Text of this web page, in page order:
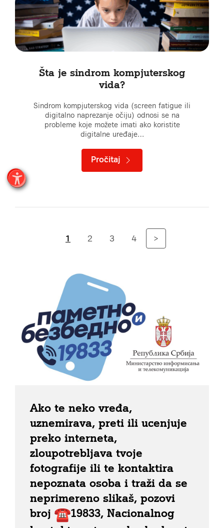
Šta je sindrom kompjuterskog
vida?
Sindrom kompjuterskog vida (screen fatigue ili
digitalno naprezanje očiju) odnosi se na
probleme koje možete imati ako koristite
digitalne uređaje…
Pročitaj
1 2 3 4 >
Ako te neko vređa,
uznemirava, preti ili ucenjuje
preko interneta,
zloupotrebljava tvoje
fotografije ili te kontaktira
nepoznata osoba i traži da se
neprimereno slikaš, pozovi
broj
19833, Nacionalnog